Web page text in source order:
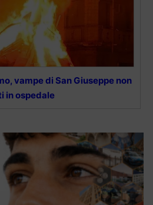
vampe di San Giuseppe non
in ospedale